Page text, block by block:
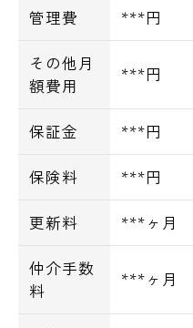
管理費 ***円
その他月
額費用
***円
保証金 ***円
保険料 ***円
更新料 ***ヶ月
仲介手数
料
***ヶ月